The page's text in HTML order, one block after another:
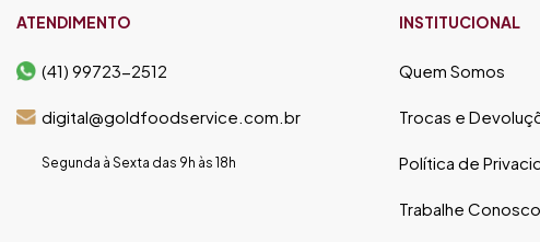
ATENDIMENTO
(41) 99723-2512
digital@goldfoodservice.com.br
Segunda à Sexta das 9h às 18h
INSTITUCIONAL
Quem Somos
Trocas e
Política de
Trabalhe Conosco